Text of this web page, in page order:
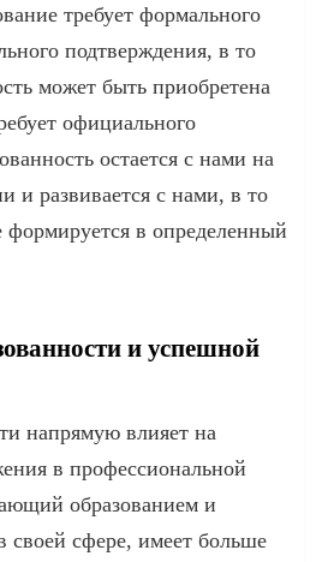
требует формального
подтверждения, в то
может быть приобретена
официального
остается с нами на
и развивается с нами, в то
формируется в определенный
и успешной
напрямую влияет на
в профессиональной
образованием и
сфере, имеет больше